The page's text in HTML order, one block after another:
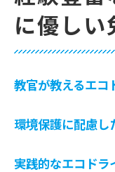
に優しい
教官が教えるエコ
環境保護に配慮し
実践的なエコドラ